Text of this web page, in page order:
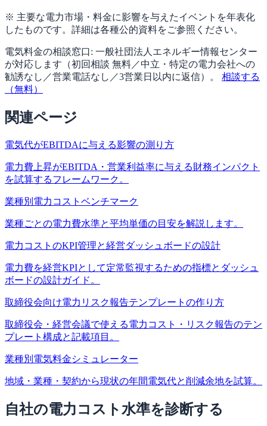
※ 主要な電力市場・料金に影響を与えたイベントを年表化
したものです。詳細は各種公的資料をご参照ください。
電気料金の相談窓口: 一般社団法人エネルギー情報センター
が対応します（初回相談 無料／中立・特定の電力会社への
勧誘なし／営業電話なし／3営業日以内に返信）。
相談する
（無料）
関連ページ
電気代がEBITDAに与える影響の測り方
電力費上昇がEBITDA・営業利益率に与える財務インパクト
を試算するフレームワーク。
業種別電力コストベンチマーク
業種ごとの電力費水準と平均単価の目安を解説します。
電力コストのKPI管理と経営ダッシュボードの設計
電力費を経営KPIとして定常監視するための指標とダッシュ
ボードの設計ガイド。
取締役会向け電力リスク報告テンプレートの作り方
取締役会・経営会議で使える電力コスト・リスク報告のテン
プレート構成と記載項目。
業種別電気料金シミュレーター
地域・業種・契約から現状の年間電気代と削減余地を試算。
自社の電力コスト水準を診断する